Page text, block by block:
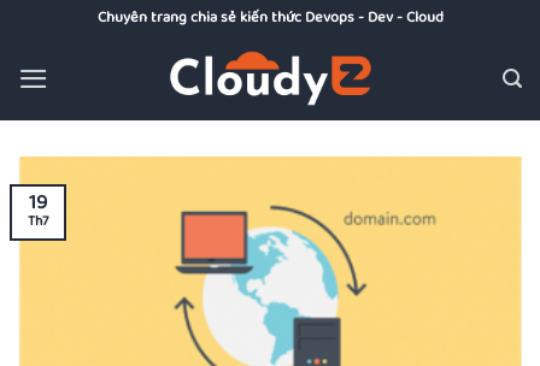
nội
Chuyên trang chia sẻ kiến thức Devops - Dev - Cloud
19
Th7